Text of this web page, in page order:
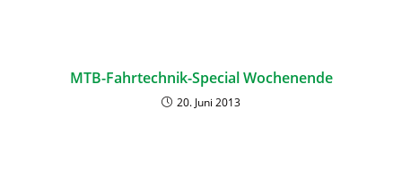
MTB-Fahrtechnik-Special Wochenende
20. Juni 2013